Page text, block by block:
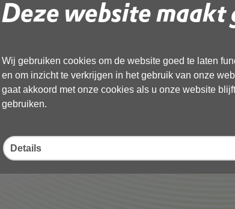
Deze website maakt
Wij gebruiken cookies om de website goed te laten
en om inzicht te verkrijgen in het gebruik van onze
gaat akkoord met onze cookies als u onze website blijft
gebruiken.
Details
Download ‘7b. Voortgangsrapportage Programma IA
01 december 2022,pdf, 276kB